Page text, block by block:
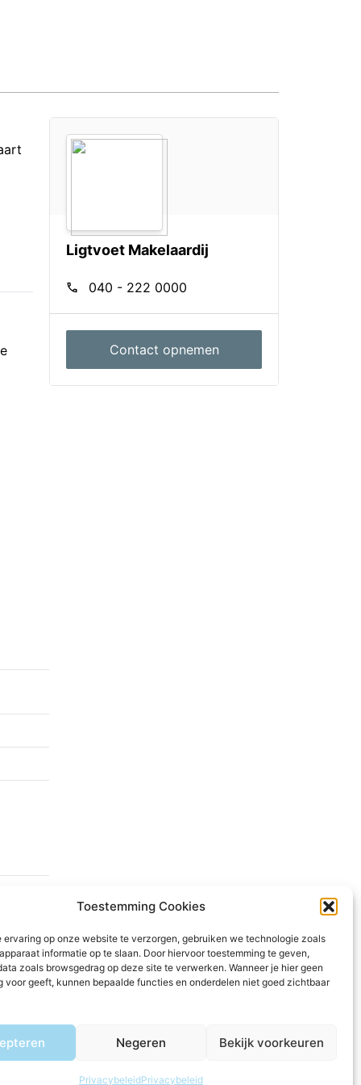
Toestemming Cookies
ervaring op onze website te verzorgen, gebruiken we technologie zoals
informatie op te slaan. Door hiervoor toestemming te geven,
zoals browsgedrag op deze site te verwerken. Wanneer je hier geen
voor geeft, kunnen bepaalde functies en onderdelen niet goed zichtbaar
Negeren Bekijk voorkeuren
PrivacybeleidPrivacybeleid
Ligtvoet Makelaardij
call 040 - 222 0000
Contact opnemen